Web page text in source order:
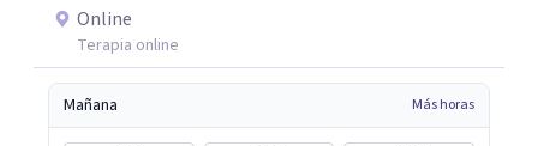
Online
Terapia online
Mañana Más horas